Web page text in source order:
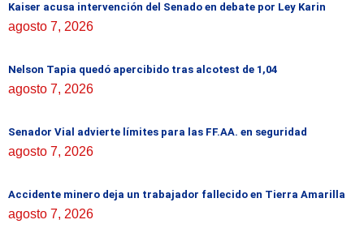
Kaiser acusa intervención del Senado en debate por Ley Karin
agosto 7, 2026
Nelson Tapia quedó apercibido tras alcotest de 1,04
agosto 7, 2026
Senador Vial advierte límites para las FF.AA. en seguridad
agosto 7, 2026
Accidente minero deja un trabajador fallecido en Tierra Amarilla
agosto 7, 2026